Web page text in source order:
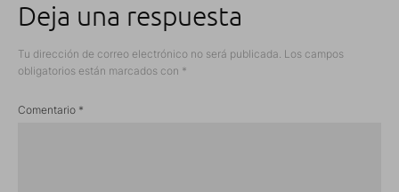
Deja una respuesta
Tu dirección de correo electrónico no será publicada. Los campos
obligatorios están marcados con *
Comentario *